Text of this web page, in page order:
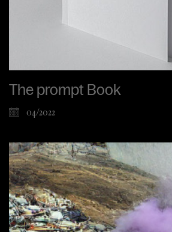
The prompt Book
04/2022